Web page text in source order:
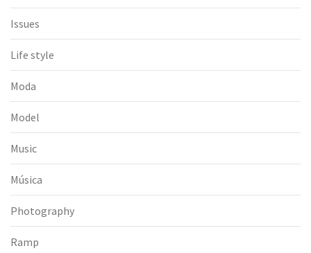
Issues
Life style
Moda
Model
Music
Música
Photography
Ramp